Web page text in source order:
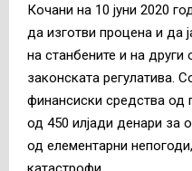
Кочани на 10 јуни 2020
да изготви процена и да
на станбените и на други
законската регулатива.
финансиски средства од
од 450 илјади денари за
од елементарни